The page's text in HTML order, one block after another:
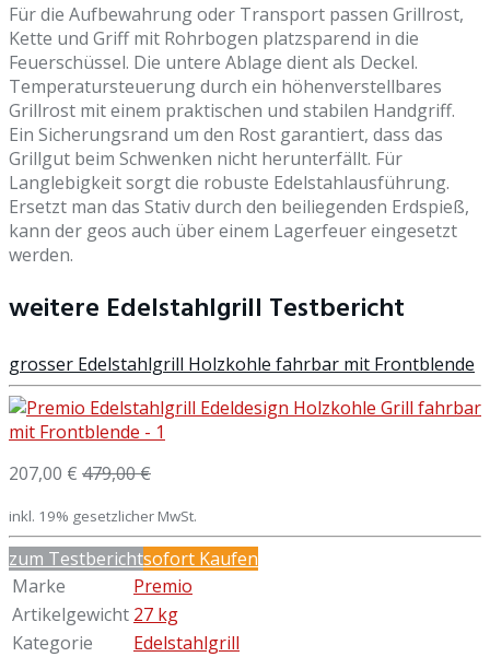
Für die Aufbewahrung oder Transport passen Grillrost,
Kette und Griff mit Rohrbogen platzsparend in die
Feuerschüssel. Die untere Ablage dient als Deckel.
Temperatursteuerung durch ein höhenverstellbares
Grillrost mit einem praktischen und stabilen Handgriff.
Ein Sicherungsrand um den Rost garantiert, dass das
Grillgut beim Schwenken nicht herunterfällt. Für
Langlebigkeit sorgt die robuste Edelstahlausführung.
Ersetzt man das Stativ durch den beiliegenden Erdspieß,
kann der geos auch über einem Lagerfeuer eingesetzt
werden.
weitere Edelstahlgrill Testbericht
grosser Edelstahlgrill Holzkohle fahrbar mit Frontblende
207,00 € 479,00 €
inkl. 19% gesetzlicher MwSt.
zum Testberichtsofort Kaufen
Marke
Premio
Artikelgewicht 27 kg
Kategorie
Edelstahlgrill